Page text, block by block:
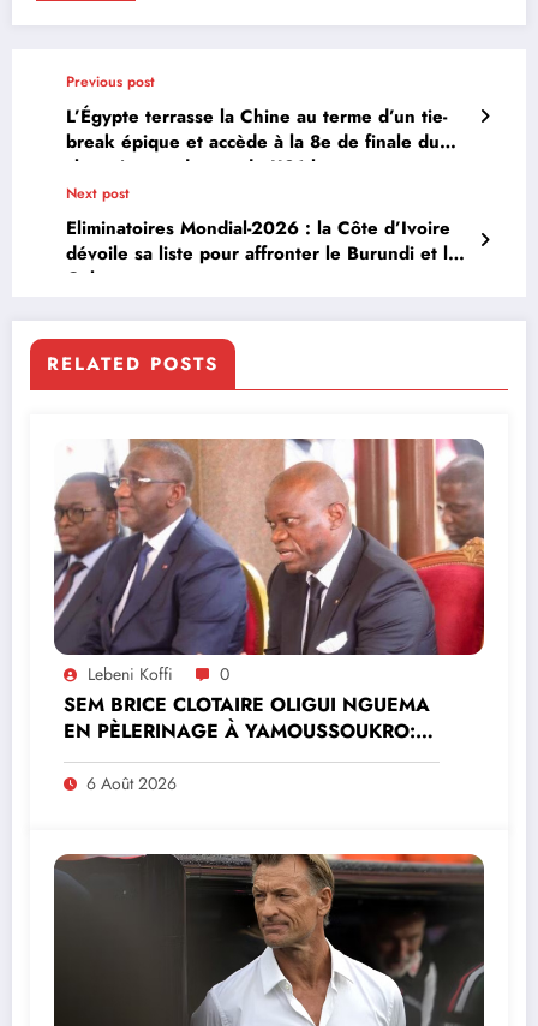
Previous post
L’Égypte terrasse la Chine au terme d’un tie-
break épique et accède à la 8e de finale du
championnat du monde U21 hommes
Next post
Eliminatoires Mondial-2026 : la Côte d’Ivoire
dévoile sa liste pour affronter le Burundi et le
Gabon
RELATED POSTS
Lebeni Koffi 0
SEM BRICE CLOTAIRE OLIGUI NGUEMA
EN PÈLERINAGE À YAMOUSSOUKRO:LE
MINISTRE PAULIN CLAUDE DANHO
PREND PART À LA CÉRÉMONIE
6 Août 2026